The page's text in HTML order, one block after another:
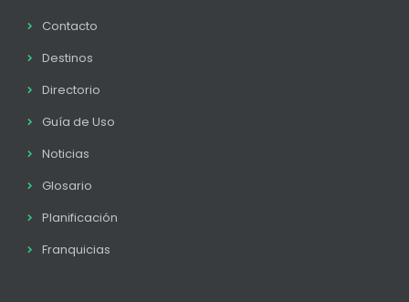
Contacto
Destinos
Directorio
Guía de Uso
Noticias
Glosario
Planificación
Franquicias